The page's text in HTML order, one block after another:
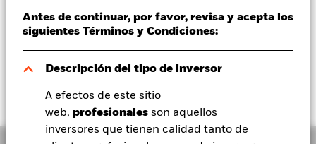
Antes de continuar, por favor, revisa y acepta los
siguientes Términos y Condiciones:
Descripción del tipo de inversor
A efectos de este sitio
web, profesionales son aquellos
inversores que tienen calidad tanto de
Profesionales
España
Change location
BlackRock
Valor liquidativo a 06 ago 2026
JPY 937,00
JPY 1,00 (0,11%)